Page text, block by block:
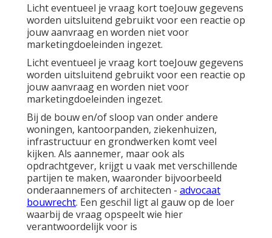
Licht eventueel je vraag kort toeJouw gegevens
worden uitsluitend gebruikt voor een reactie op
jouw aanvraag en worden niet voor
marketingdoeleinden ingezet.
Licht eventueel je vraag kort toeJouw gegevens
worden uitsluitend gebruikt voor een reactie op
jouw aanvraag en worden niet voor
marketingdoeleinden ingezet.
Bij de bouw en/of sloop van onder andere
woningen, kantoorpanden, ziekenhuizen,
infrastructuur en grondwerken komt veel
kijken. Als aannemer, maar ook als
opdrachtgever, krijgt u vaak met verschillende
partijen te maken, waaronder bijvoorbeeld
onderaannemers of architecten - advocaat
bouwrecht. Een geschil ligt al gauw op de loer
waarbij de vraag opspeelt wie hier
verantwoordelijk voor is